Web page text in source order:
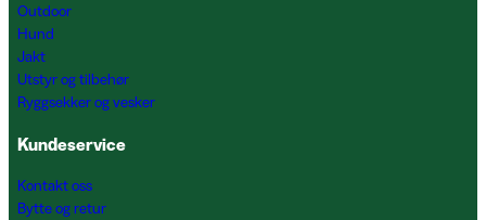
Outdoor
Hund
Jakt
Utstyr og tilbehør
Ryggsekker og vesker
Kundeservice
Kontakt oss
Bytte og retur